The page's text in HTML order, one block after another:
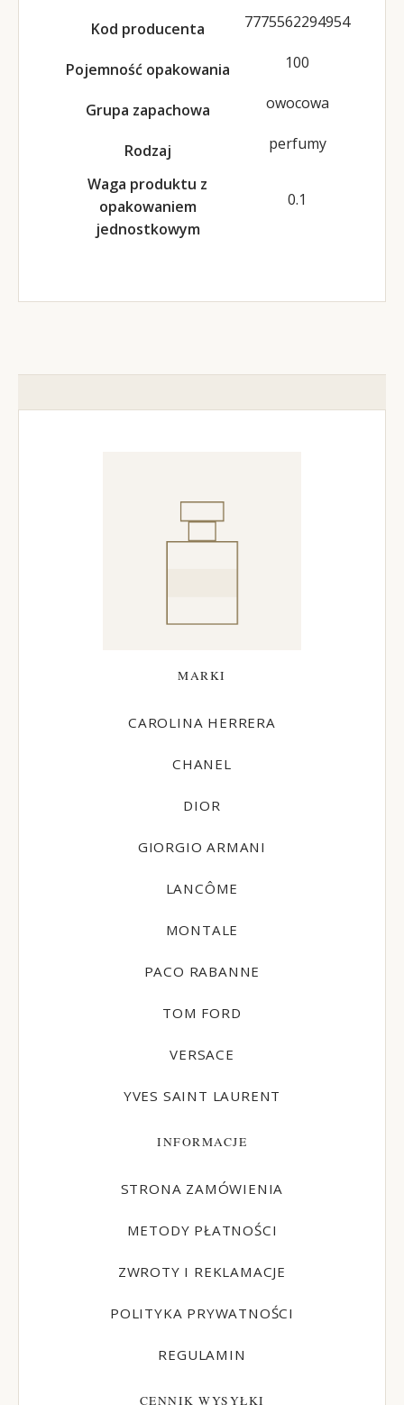
Kod producenta 7775562294954
Pojemność opakowania 100
Grupa zapachowa owocowa
Rodzaj perfumy
Waga produktu z
opakowaniem
jednostkowym
0.1
MARKI
CAROLINA HERRERA
CHANEL
DIOR
GIORGIO ARMANI
LANCÔME
MONTALE
PACO RABANNE
TOM FORD
VERSACE
YVES SAINT LAURENT
INFORMACJE
STRONA ZAMÓWIENIA
METODY PŁATNOŚCI
ZWROTY I REKLAMACJE
POLITYKA PRYWATNOŚCI
REGULAMIN
CENNIK WYSYŁKI